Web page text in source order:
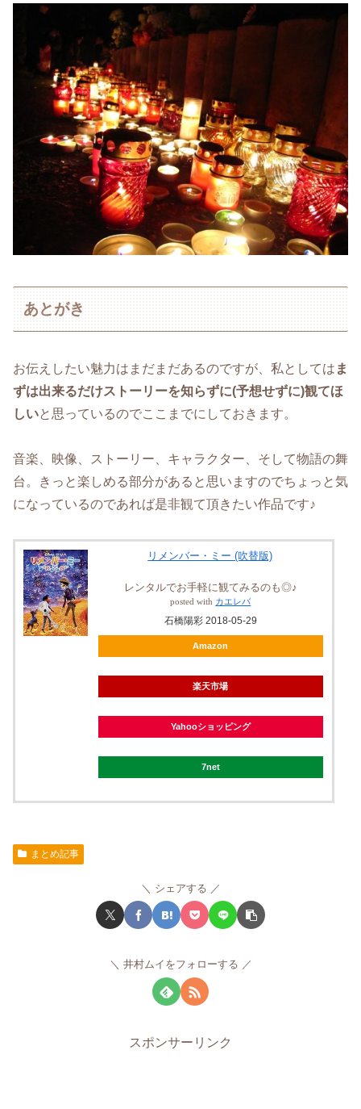
あとがき
お伝えしたい魅力はまだまだあるのですが、私としては ま
ずは出来るだけストーリーを知らずに(予想せずに)観てほ
しいと思っているのでここまでにしておきます。
音楽、映像、ストーリー、キャラクター、そして物語の舞
台。きっと楽しめる部分があると思いますのでちょっと気
になっているのであれば是非観て頂きたい作品です♪
リメンバー・ミー (吹替版)
レンタルでお手軽に観てみるのも◎♪
posted with カエレバ
石橋陽彩 2018-05-29
Amazon
楽天市場
Yahooショッピング
7net
まとめ記事
シェアする
井村ムイをフォローする
スポンサーリンク